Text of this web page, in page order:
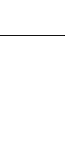
KM